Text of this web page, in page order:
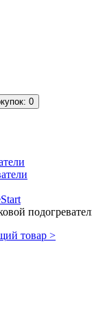
: 0
товар >